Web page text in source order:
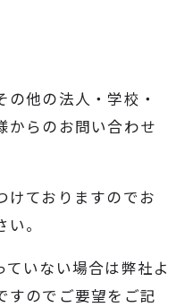
他の法人・学校・
からのお問い合わせ
ておりますのでお
。
いない場合は弊社よ
すのでご要望をご記